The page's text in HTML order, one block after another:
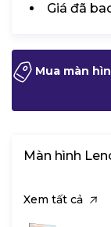
Giá đã
Mua màn
Màn hình
Xem tất cả